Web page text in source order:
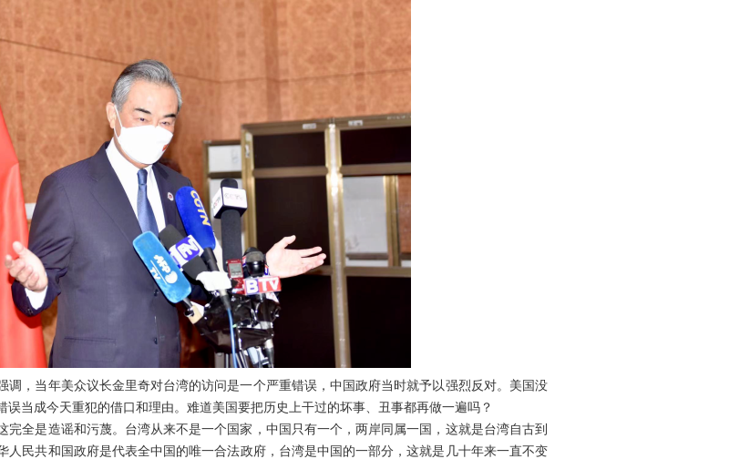
调，当年美众议长金里奇对台湾的访问是一个严重错误，中国政府当时就予以强烈反对。美国没
当成今天重犯的借口和理由。难道美国要把历史上干过的坏事、丑事都再做一遍吗？
完全是造谣和污蔑。台湾从来不是一个国家，中国只有一个，两岸同属一国，这就是台湾自古到
人民共和国政府是代表全中国的唯一合法政府，台湾是中国的一部分，这就是几十年来一直不变